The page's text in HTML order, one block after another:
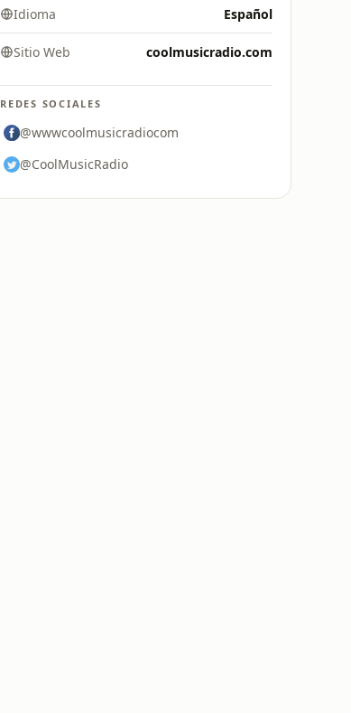
Idioma Español
Sitio Web coolmusicradio.com
REDES SOCIALES
@wwwcoolmusicradiocom
@CoolMusicRadio